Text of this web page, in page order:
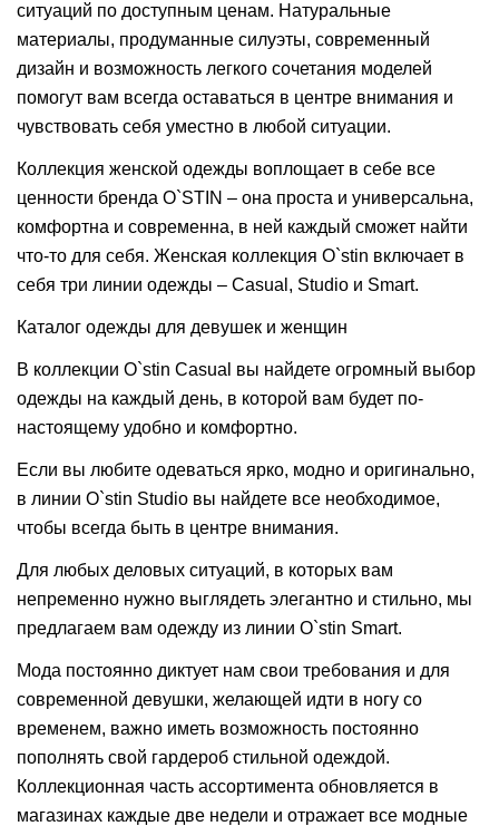
ситуаций по доступным ценам. Натуральные
материалы, продуманные силуэты, современный
дизайн и возможность легкого сочетания моделей
помогут вам всегда оставаться в центре внимания и
чувствовать себя уместно в любой ситуации.
Коллекция женской одежды воплощает в себе все
ценности бренда O`STIN – она проста и универсальна,
комфортна и современна, в ней каждый сможет найти
что-то для себя. Женская коллекция O`stin включает в
себя три линии одежды – Casual, Studio и Smart.
Каталог одежды для девушек и женщин
В коллекции O`stin Casual вы найдете огромный выбор
одежды на каждый день, в которой вам будет по-
настоящему удобно и комфортно.
Если вы любите одеваться ярко, модно и оригинально,
в линии O`stin Studio вы найдете все необходимое,
чтобы всегда быть в центре внимания.
Для любых деловых ситуаций, в которых вам
непременно нужно выглядеть элегантно и стильно, мы
предлагаем вам одежду из линии O`stin Smart.
Мода постоянно диктует нам свои требования и для
современной девушки, желающей идти в ногу со
временем, важно иметь возможность постоянно
пополнять свой гардероб стильной одеждой.
Коллекционная часть ассортимента обновляется в
магазинах каждые две недели и отражает все модные